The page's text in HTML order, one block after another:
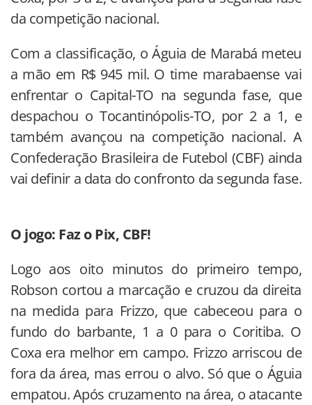
da competição nacional.
Com a classificação, o Águia de Marabá meteu
a mão em R$ 945 mil. O time marabaense vai
enfrentar o Capital-TO na segunda fase, que
despachou o Tocantinópolis-TO, por 2 a 1, e
também avançou na competição nacional. A
Confederação Brasileira de Futebol (CBF) ainda
vai definir a data do confronto da segunda fase.
O jogo: Faz o Pix, CBF!
Logo aos oito minutos do primeiro tempo,
Robson cortou a marcação e cruzou da direita
na medida para Frizzo, que cabeceou para o
fundo do barbante, 1 a 0 para o Coritiba. O
Coxa era melhor em campo. Frizzo arriscou de
fora da área, mas errou o alvo. Só que o Águia
empatou. Após cruzamento na área, o atacante